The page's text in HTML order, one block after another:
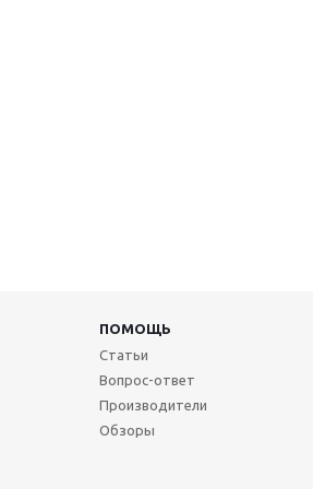
ПОМОЩЬ
Статьи
Вопрос-ответ
Производители
Обзоры